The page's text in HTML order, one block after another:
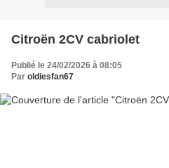
Citroën 2CV cabriolet
Publié le 24/02/2026 à 08:05
Par oldiesfan67